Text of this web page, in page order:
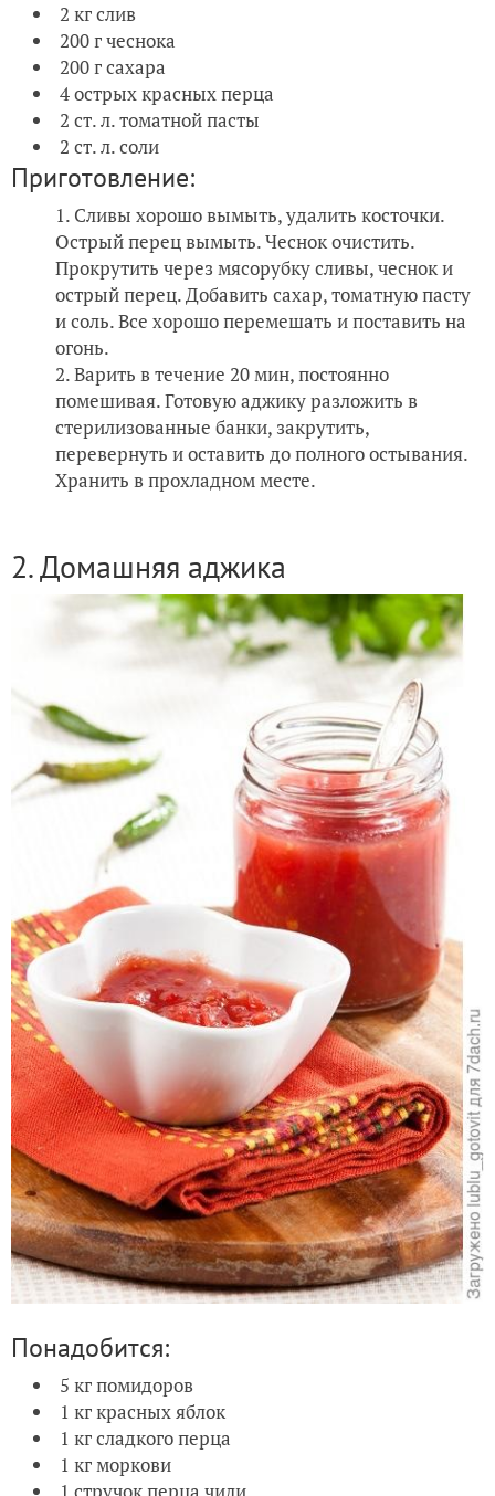
2 кг слив
200 г чеснока
200 г сахара
4 острых красных перца
2 ст. л. томатной пасты
2 ст. л. соли
Приготовление:
Сливы хорошо вымыть, удалить косточки.
Острый перец вымыть. Чеснок очистить.
Прокрутить через мясорубку сливы, чеснок и
острый перец. Добавить сахар, томатную пасту
и соль. Все хорошо перемешать и поставить на
огонь.
Варить в течение 20 мин, постоянно
помешивая. Готовую аджику разложить в
стерилизованные банки, закрутить,
перевернуть и оставить до полного остывания.
Хранить в прохладном месте.
2. Домашняя аджика
Понадобится:
5 кг помидоров
1 кг красных яблок
1 кг сладкого перца
1 кг моркови